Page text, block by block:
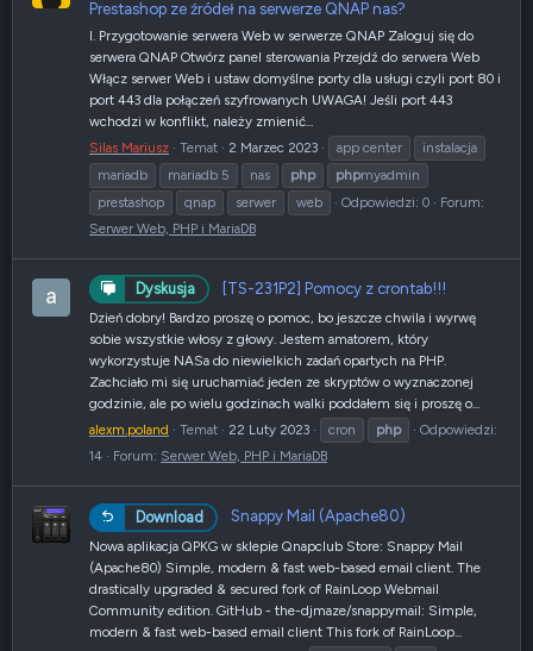
Prestashop ze źródeł na serwerze QNAP nas?
I. Przygotowanie serwera Web w serwerze QNAP Zaloguj się do
serwera QNAP Otwórz panel sterowania Przejdź do serwera Web
Włącz serwer Web i ustaw domyślne porty dla usługi czyli port 80 i
port 443 dla połączeń szyfrowanych UWAGA! Jeśli port 443
wchodzi w konflikt, należy zmienić...
Silas Mariusz
Temat 2 Marzec 2023 app center
instalacja
mariadb
mariadb 5 nas php phpmyadmin
prestashop
qnap serwer web Odpowiedzi: 0
Forum:
Serwer Web, PHP i MariaDB
Dyskusja [TS-231P2] Pomocy z crontab!!!
Dzień dobry! Bardzo proszę o pomoc, bo jeszcze chwila i wyrwę
sobie wszystkie włosy z głowy. Jestem amatorem, który
wykorzystuje NASa do niewielkich zadań opartych na PHP.
Zachciało mi się uruchamiać jeden ze skryptów o wyznaczonej
godzinie, ale po wielu godzinach walki poddałem się i proszę o...
alexm.poland
Temat 22 Luty 2023 cron php
Odpowiedzi:
14
Forum: Serwer Web, PHP i MariaDB
Download Snappy Mail (Apache80)
Nowa aplikacja QPKG w sklepie Qnapclub Store: Snappy Mail
(Apache80) Simple, modern & fast web-based email client. The
drastically upgraded & secured fork of RainLoop Webmail
Community edition. GitHub - the-djmaze/snappymail: Simple,
modern & fast web-based email client This fork of RainLoop...